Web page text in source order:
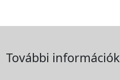
További információk